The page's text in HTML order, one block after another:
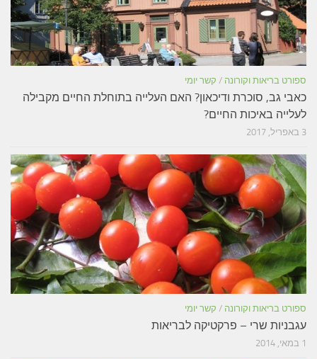
ספורט בריאות וקורונה / קשר יומי
כאבי גב, סוכרת ודיכאון? האם העלייה בתוחלת החיים מקבילה
לעלייה באיכות החיים?
3 באפריל, 2017
ספורט בריאות וקורונה / קשר יומי
עגבניות שרי – פרקטיקה לבריאות
1 במאי, 2014